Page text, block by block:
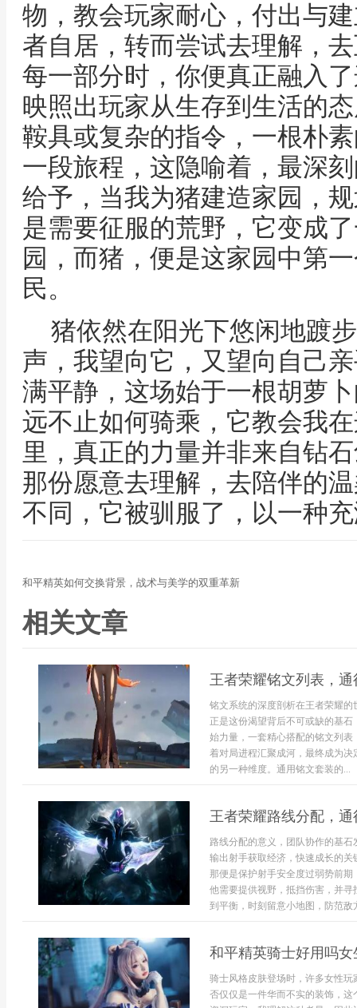
物，教会玩家耐心，付出与
者自居，转而尝试去理解，
每一部分时，你便真正融入
映照出玩家从生存到生活的
鞍具或复杂的指令，一根朴
一段旅程，这隐喻着，最深
给予，当我为猪建造家园，
是需要征服的荒野，它变成
园，而猪，便是这家园中第
民。
猪依然在阳光下悠闲地踱
声，我望向它，又望向自己
满平静，这场始于一根胡萝
远不止如何骑乘，它教会我
里，真正的力量并非来自钻
那份愿意去理解，去陪伴的
不同，它被驯服了，以一种
和平精英如何交换背景，战术与美学的双重革新
相关文章
王者荣耀铭文列表，
铭文系统的深度剖析在王者荣耀
正是这份渴望背后不可或缺的基
始力量，一套精心搭配的铭文列
着对局进程汇聚成河，最终成为
的另一种维度。通用铭文套装的...
王者荣耀路线分配，
路线分配的意义，团队协作的基
输出射手获取经济，快速成长的
那便是保护射手安全度过弱势前
他需要提供视野，抵挡伤害，并
到平衡，时刻留意小地图，防范敌
和平精英骑士好用吗
骑士风格皮肤登场时，许多女性
否仅仅是一件华而不实的装饰，